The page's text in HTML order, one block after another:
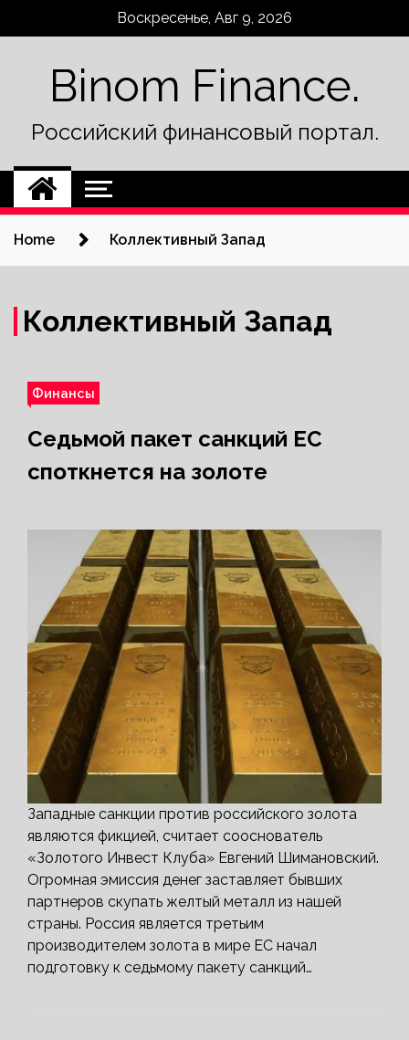
Воскресенье, Авг 9, 2026
Binom Finance.
Российский финансовый портал.
Home Коллективный Запад
Коллективный Запад
Финансы
Седьмой пакет санкций ЕС
споткнется на золоте
Западные санкции против российского золота
являются фикцией, считает сооснователь
«Золотого Инвест Клуба» Евгений Шимановский.
Огромная эмиссия денег заставляет бывших
партнеров скупать желтый металл из нашей
страны. Россия является третьим
производителем золота в мире ЕС начал
подготовку к седьмому пакету санкций…